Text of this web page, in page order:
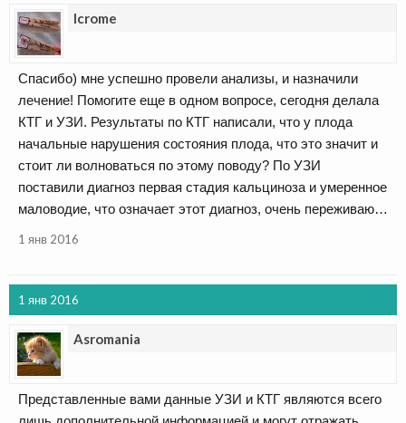
Icrome
Спасибо) мне успешно провели анализы, и назначили
лечение! Помогите еще в одном вопросе, сегодня делала
КТГ и УЗИ. Результаты по КТГ написали, что у плода
начальные нарушения состояния плода, что это значит и
стоит ли волноваться по этому поводу? По УЗИ
поставили диагноз первая стадия кальциноза и умеренное
маловодие, что означает этот диагноз, очень переживаю…
1 янв 2016
1 янв 2016
Asromania
Представленные вами данные УЗИ и КТГ являются всего